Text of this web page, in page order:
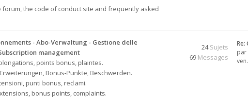
forum, the code of conduct site and frequently asked
- Abo-Verwaltung - Gestione delle
management
points bonus, plaintes.
Bonus-Punkte, Beschwerden.
punti bonus, reclami.
bonus points, complaints.
24Sujets
69 Messages
Re:
par